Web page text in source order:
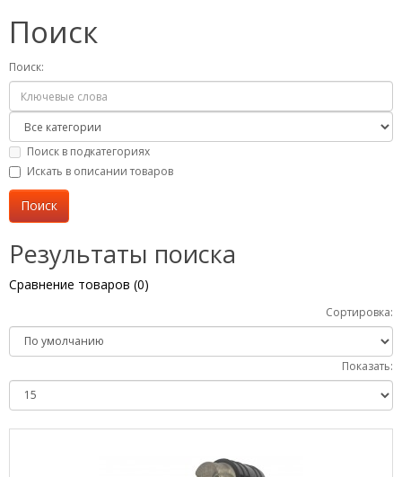
Поиск
Поиск:
Поиск в подкатегориях
Искать в описании товаров
Результаты поиска
Сравнение товаров (0)
Сортировка:
Показать: